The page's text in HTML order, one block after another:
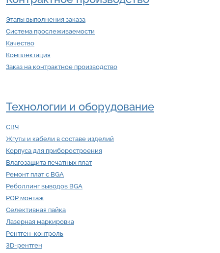
Этапы выполнения заказа
Система прослеживаемости
Качество
Комплектация
Заказ на контрактное производство
Технологии и оборудование
СВЧ
Жгуты и кабели в составе изделий
Корпуса для приборостроения
Влагозащита печатных плат
Ремонт плат с BGA
Реболлинг выводов BGA
POP монтаж
Селективная пайка
Лазерная маркировка
Рентген-контроль
3D-рентген